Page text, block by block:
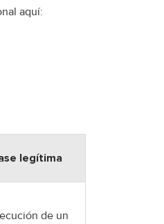
aquí:
legítima
de un